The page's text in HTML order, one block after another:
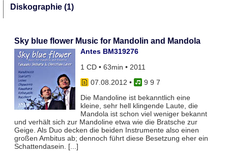
Diskographie (1)
Sky blue flower Music for Mandolin and Mandola
Antes BM319276
1 CD • 63min • 2011
07.08.2012 •
9 9 7
Die Mandoline ist bekanntlich eine
kleine, sehr hell klingende Laute, die
Mandola ist schon viel weniger bekannt
und verhält sich zur Mandoline etwa wie die Bratsche zur
Geige. Als Duo decken die beiden Instrumente also einen
großen Ambitus ab; dennoch führt diese Besetzung eher ein
Schattendasein. [...]